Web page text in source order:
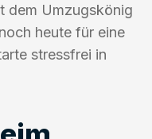
dem Umzugskönig
heute für eine
stressfrei in